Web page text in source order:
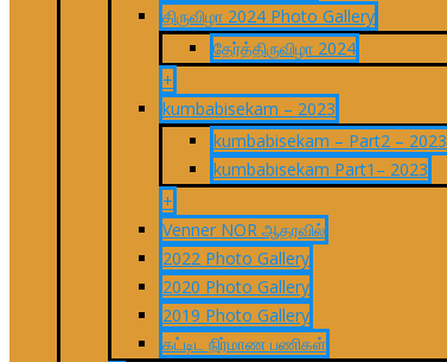
திருவிழா 2024 Photo Gallery
தேர்த்திருவிழா 2024
+
kumbabisekam – 2023
kumbabisekam – Part2 – 2023
kumbabisekam Part1– 2023
+
Venner NOR ஆதரவில்
2022 Photo Gallery
2020 Photo Gallery
2019 Photo Gallery
கட்டிட நிர்மாண பணிகள்